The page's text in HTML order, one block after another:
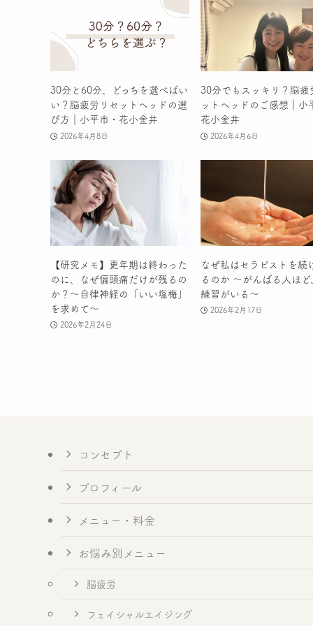
30分と60分、どっちを選べばい
い？脳疲労リセットヘッドの選
び方｜小平市・花小金井
2026年4月8日
30分でもスッキリ？脳疲
ットヘッドのご感想｜小
花小金井
2026年4月6日
【研究メモ】更年期は終わった
のに、なぜ偏頭痛だけが残るの
か？〜自律神経の「いい塩梅」
を求めて〜
2026年2月24日
なぜ私はセラピストを続
るのか 〜がんばる人ほ
練習がいる〜
2026年2月17日
コンセプト
プロフィール
メニュー・料金
お悩み別メニュー
脳疲労
フェイシャルエイジング